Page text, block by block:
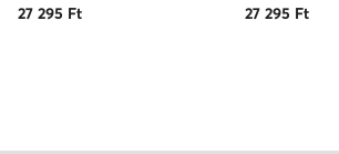
27 295 Ft
27 295 Ft